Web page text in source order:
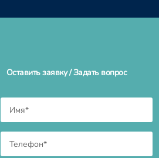
Оставить заявку / Задать вопрос